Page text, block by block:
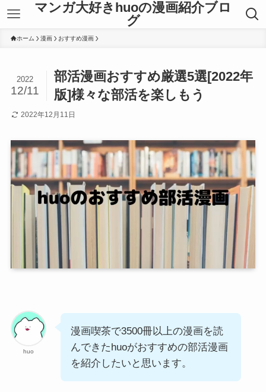
マンガ大好きhuoの漫画紹介ブロ
グ
ホーム 漫画 おすすめ漫画
部活漫画おすすめ厳選5選[2022年
版]様々な部活を楽しもう
2022
12/11
2022年12月11日
huo
漫画喫茶で3500冊以上の漫画を読
んできたhuoがおすすめの部活漫画
を紹介したいと思います。